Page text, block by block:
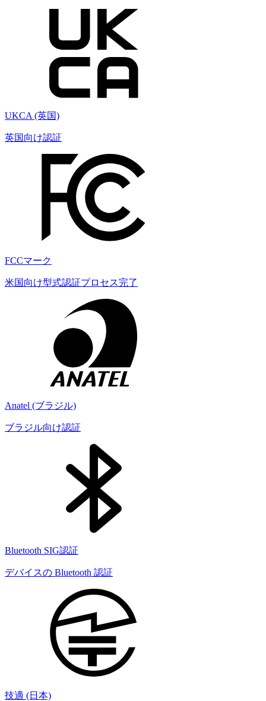
UKCA (英国)
英国向け認証
FCCマーク
米国向け型式認証プロセス完了
Anatel (ブラジル)
ブラジル向け認証
Bluetooth SIG認証
デバイスの Bluetooth 認証
技適 (日本)